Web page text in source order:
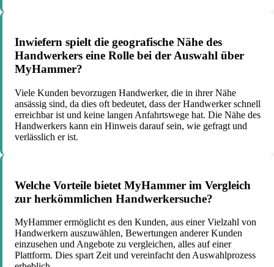
Inwiefern spielt die geografische Nähe des
Handwerkers eine Rolle bei der Auswahl über
MyHammer?
Viele Kunden bevorzugen Handwerker, die in ihrer Nähe
ansässig sind, da dies oft bedeutet, dass der Handwerker schnell
erreichbar ist und keine langen Anfahrtswege hat. Die Nähe des
Handwerkers kann ein Hinweis darauf sein, wie gefragt und
verlässlich er ist.
Welche Vorteile bietet MyHammer im Vergleich
zur herkömmlichen Handwerkersuche?
MyHammer ermöglicht es den Kunden, aus einer Vielzahl von
Handwerkern auszuwählen, Bewertungen anderer Kunden
einzusehen und Angebote zu vergleichen, alles auf einer
Plattform. Dies spart Zeit und vereinfacht den Auswahlprozess